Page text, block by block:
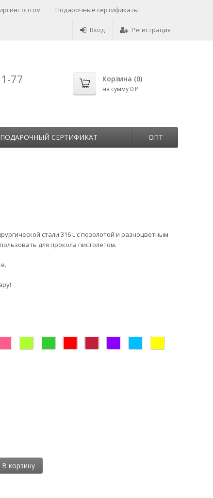
оптом Подарочные сертификаты
Вход Регистрация
77 Корзина (0)
на сумму 0 ₽
ПОДАРОЧНЫЙ СЕРТИФИКАТ ОПТ
стали 316 L с позолотой и разноцветным
для прокола пистолетом.
В корзину